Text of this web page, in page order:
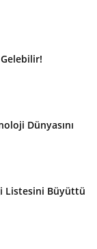
Dünyasını
Listesini Büyüttü